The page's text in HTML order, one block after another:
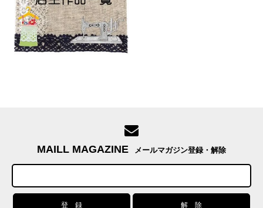
MAILL MAGAZINE メールマガジン登録・解除